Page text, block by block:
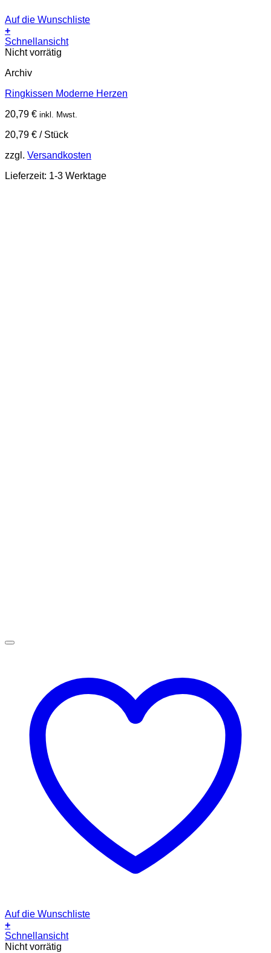
Auf die Wunschliste
+
Schnellansicht
Nicht vorrätig
Archiv
Ringkissen Moderne Herzen
20,79 € inkl. Mwst.
20,79 € / Stück
zzgl. Versandkosten
Lieferzeit: 1-3 Werktage
Auf die Wunschliste
+
Schnellansicht
Nicht vorrätig